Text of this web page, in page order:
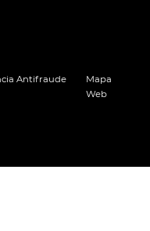
Antifraude
Mapa
Web